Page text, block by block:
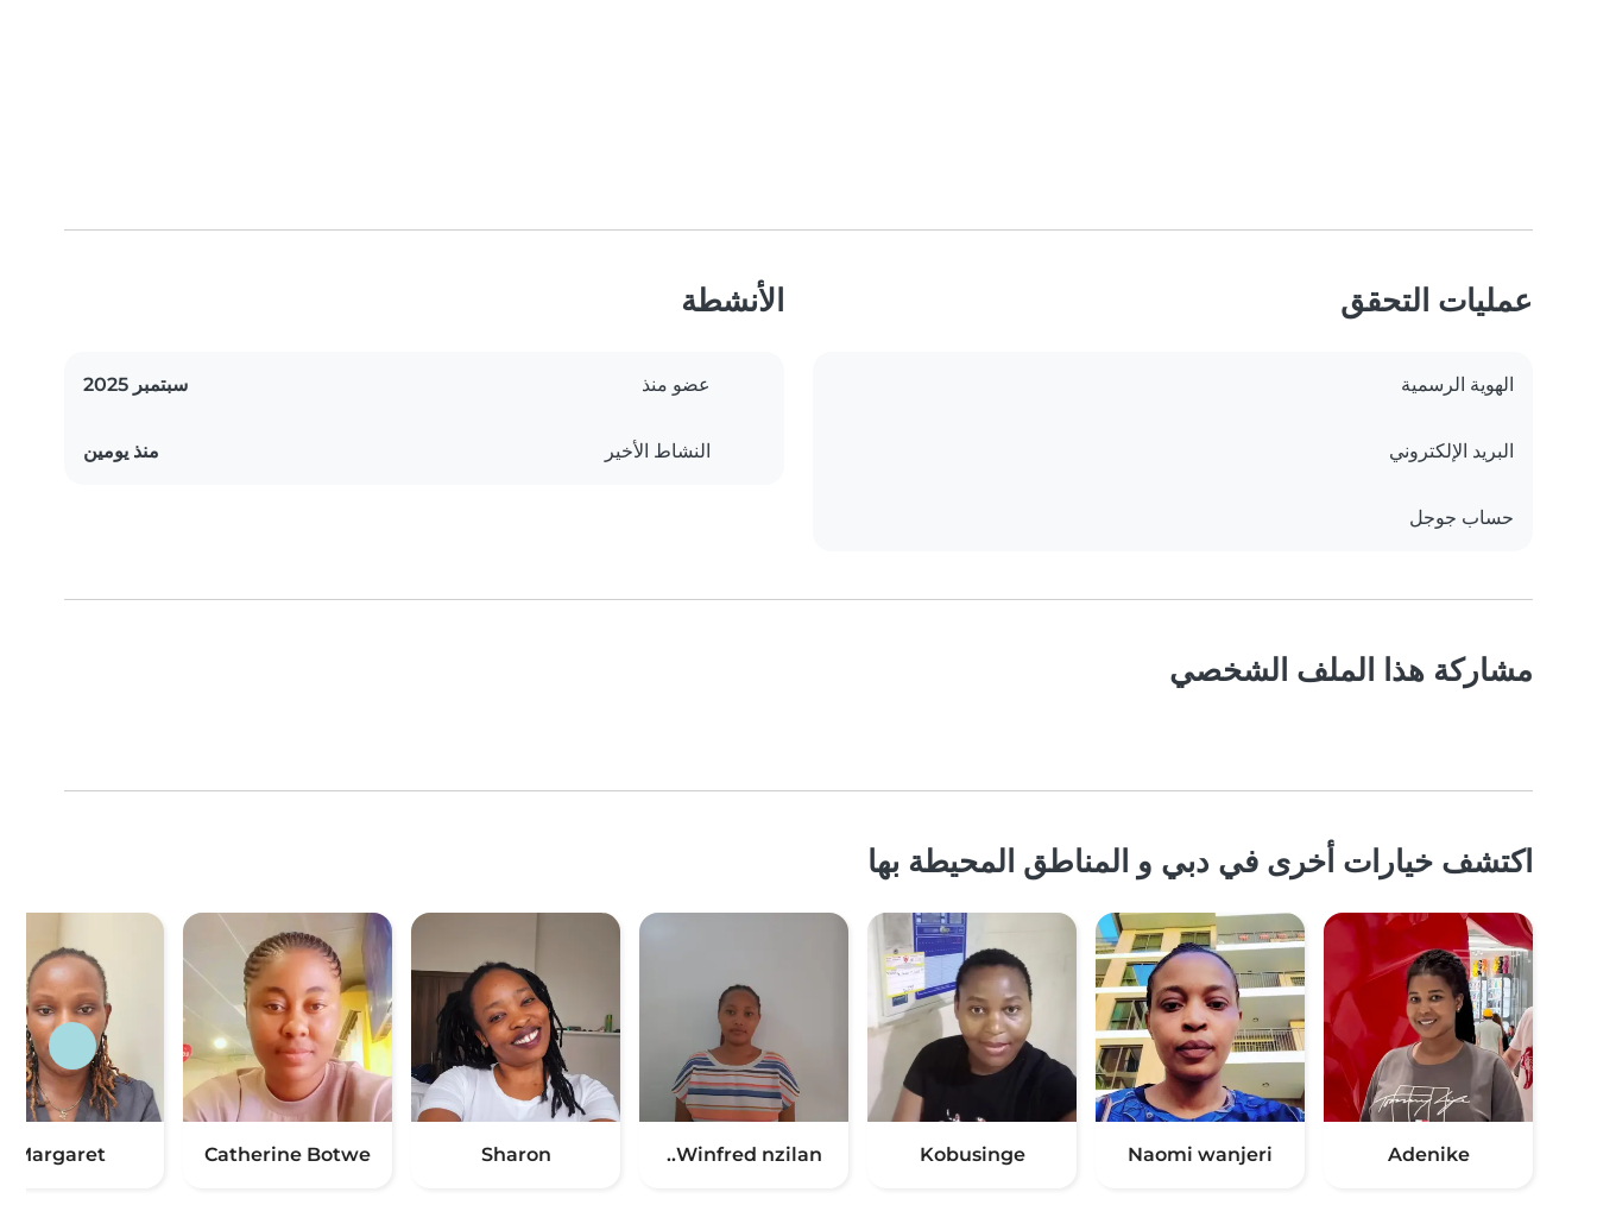
عمليات التحقق
الهوية الرسمية
البريد الإلكتروني
حساب جوجل
الأنشطة
عضو منذ سبتمبر 2025
النشاط الأخير منذ يومين
مشاركة هذا الملف الشخصي
اكتشف خيارات أخرى في دبي و المناطق المحيطة بها
Adenike
Naomi wanjeri
Kobusinge
Winfred nzilan..
Sharon
Catherine Botwe
Margaret